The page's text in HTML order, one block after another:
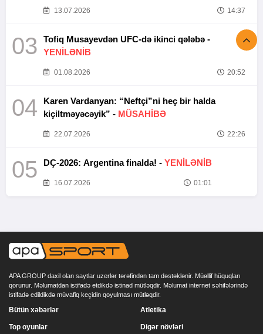
13.07.2026 14:37
03
Tofiq Musayevdən UFC-də ikinci qələbə -
YENİLƏNİB
01.08.2026 20:52
04
Karen Vardanyan: “Neftçi”ni heç bir halda
kiçiltməyəcəyik” - MÜSAHİBƏ
22.07.2026 22:26
05 DÇ-2026: Argentina finalda! - YENİLƏNİB
16.07.2026 01:01
APA GROUP daxil olan saytlar uzerlər tərəfindən tam dəstəklənir. Müəllif hüquqları
qorunur. Məlumatdan istifadə etdikdə istinad mütləqdir. Məlumat internet səhifələrində
istifadə edildikdə müvafiq keçidin qoyulması mütləqdir.
Bütün xəbərlər
Top oyunlar
Atletika
Digər növləri